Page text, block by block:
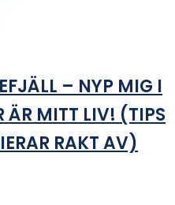
– NYP MIG I
ÄR MITT LIV! (TIPS
RAKT AV)